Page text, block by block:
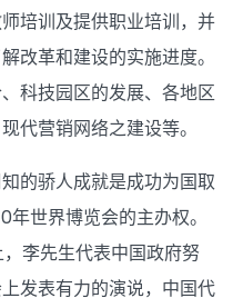
培训及提供职业培训，并
改革和建设的实施进度。
科技园区的发展、各地区
代营销网络之建设等。
的骄人成就是成功为国取
世界博览会的主办权。
李先生代表中国政府努
发表有力的演说，中国代